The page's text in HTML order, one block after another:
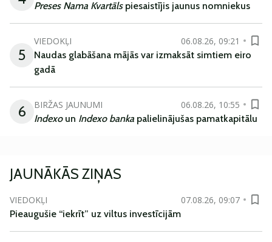
Preses Nama Kvartāls piesaistījis jaunus nomniekus
5
VIEDOKĻI
06.08.26, 09:21
Naudas glabāšana mājās var izmaksāt simtiem eiro
gadā
6 BIRŽAS JAUNUMI
06.08.26, 10:55
Indexoun Indexo banka palielinājušas pamatkapitālu
JAUNĀKĀS ZIŅAS
VIEDOKĻI
07.08.26, 09:07
Pieaugušie “iekrīt” uz viltus investīcijām